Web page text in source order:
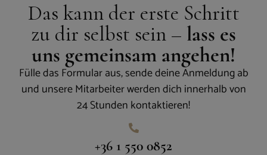
Das kann der erste Schritt
zu dir selbst sein – lass es
uns gemeinsam angehen!
Fülle das Formular aus, sende deine Anmeldung ab
und unsere Mitarbeiter werden dich innerhalb von
24 Stunden kontaktieren!
+36 1 550 0852